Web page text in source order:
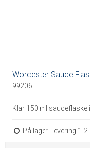
Worcester Sauce
99206
Klar 150 ml sauceflaske
På lager. Levering 1-